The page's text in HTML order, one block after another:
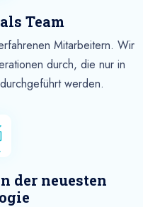
Team
Mitarbeitern. Wir
durch, die nur in
werden.
der neuesten